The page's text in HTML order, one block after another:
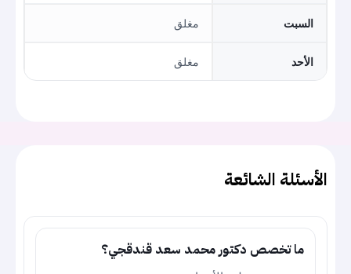
السبت مغلق
الأحد مغلق
الأسئلة الشائعة
ما تخصص دكتور محمد سعد قندقجي؟